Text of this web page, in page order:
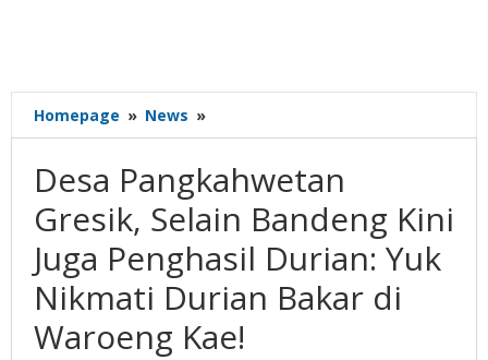
Homepage » News »
Pangkahwetan
Selain
Bandeng
Kini
Juga
Penghasil
Durian:
Nikmati
Desa Pangkahwetan
Gresik, Selain Bandeng Kini
Juga Penghasil Durian: Yuk
Nikmati Durian Bakar di
Waroeng Kae!